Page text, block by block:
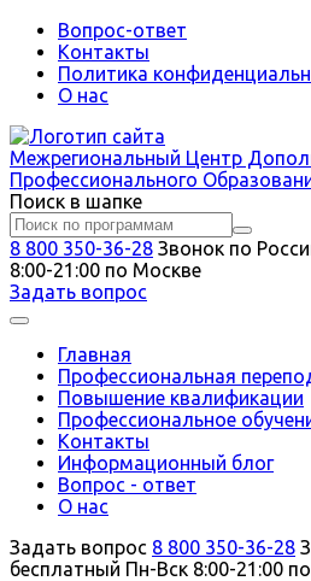
Вопрос-ответ
Контакты
Политика
О нас
Межрегиональный Центр
Профессионального
Поиск в шапке
8 800 350-36-28 Звонок по
8:00-21:00 по Москве
Задать вопрос
Главная
Профессиональная
Повышение квалификации
Профессиональное
Контакты
Информационный блог
Вопрос - ответ
О нас
Задать вопрос 8 800 350-36-28
бесплатный Пн-Вск 8:00-21:00